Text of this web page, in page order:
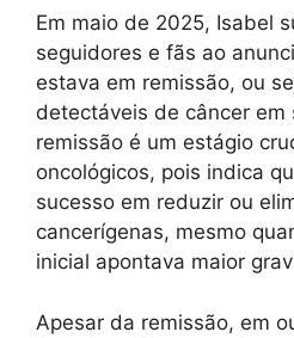
Em maio de 2025, Isabel
seguidores e fãs ao
estava em remissão, ou
detectáveis de câncer em
remissão é um estágio
oncológicos, pois indica
sucesso em reduzir ou
cancerígenas, mesmo
inicial apontava maior
Apesar da remissão, em